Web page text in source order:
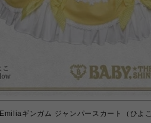
Emiliaギンガム ジャンパースカート（ひよ